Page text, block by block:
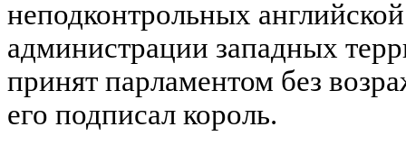
неподконтрольных
администрации западных
принят парламентом без
его подписал король.